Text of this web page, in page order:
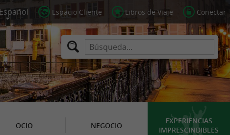
Espacio Cliente Libros de Viaje Conectar
OCIO NEGOCIO
EXPERIENCIAS
IMPRESCINDIBLES